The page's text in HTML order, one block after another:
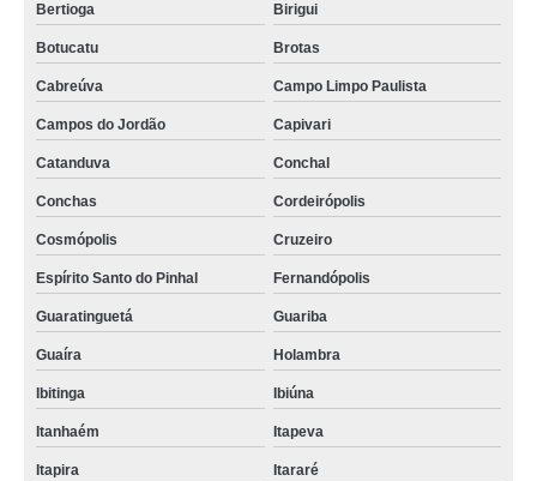
Bertioga Birigui
Botucatu Brotas
Cabreúva Campo Limpo Paulista
Campos do Jordão Capivari
Catanduva Conchal
Conchas Cordeirópolis
Cosmópolis Cruzeiro
Espírito Santo do Pinhal Fernandópolis
Guaratinguetá Guariba
Guaíra Holambra
Ibitinga Ibiúna
Itanhaém Itapeva
Itapira Itararé